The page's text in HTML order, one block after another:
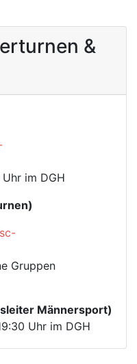
&
im DGH
Gruppen
Männersport)
Uhr im DGH